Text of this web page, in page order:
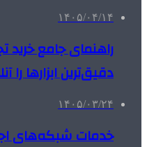
۱۴۰۵/۰۴/۱۴
راهنمای جامع خرید
دقیق‌ترین ابزارها را
۱۴۰۵/۰۳/۲۴